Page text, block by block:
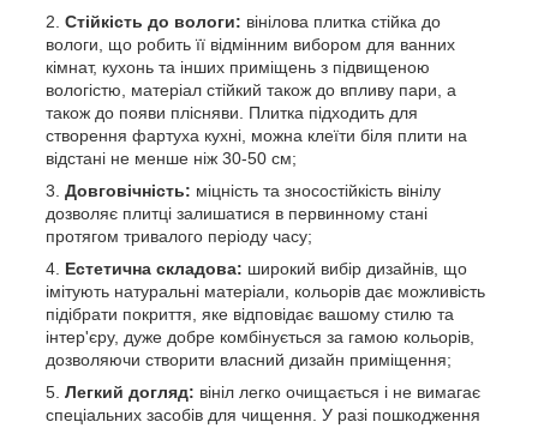
Стійкість до вологи: вінілова плитка стійка до
вологи, що робить її відмінним вибором для ванних
кімнат, кухонь та інших приміщень з підвищеною
вологістю, матеріал стійкий також до впливу пари, а
також до появи плісняви. Плитка підходить для
створення фартуха кухні, можна клеїти біля плити на
відстані не менше ніж 30-50 см;
Довговічність: міцність та зносостійкість вінілу
дозволяє плитці залишатися в первинному стані
протягом тривалого періоду часу;
Естетична складова: широкий вибір дизайнів, що
імітують натуральні матеріали, кольорів дає можливість
підібрати покриття, яке відповідає вашому стилю та
інтер'єру, дуже добре комбінується за гамою кольорів,
дозволяючи створити власний дизайн приміщення;
Легкий догляд: вініл легко очищається і не вимагає
спеціальних засобів для чищення. У разі пошкодження